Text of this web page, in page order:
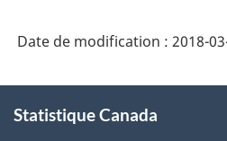
Date de modification : 2018-
propos
Statistique Canada